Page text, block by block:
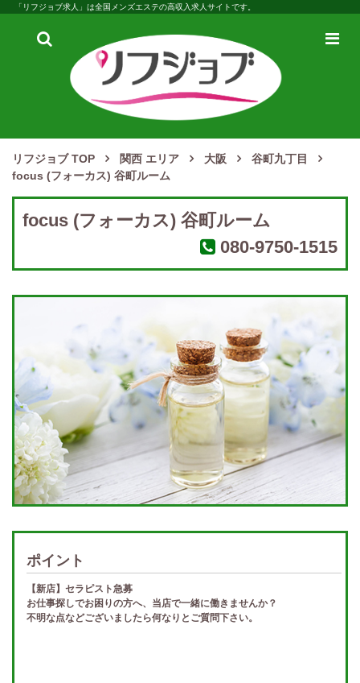
「リフジョブ求人」は全国メンズエステの高収入求人サイトです。
検
メ
リフジョブ TOP 関西 エリア 大阪
谷町九丁目
focus (フォーカス) 谷町ルーム
focus (フォーカス) 谷町ルーム
080-9750-1515
ポイント
【新店】セラピスト急募
お仕事探しでお困りの方へ、当店で一緒に働きませんか？
不明な点などございましたら何なりとご質問下さい。